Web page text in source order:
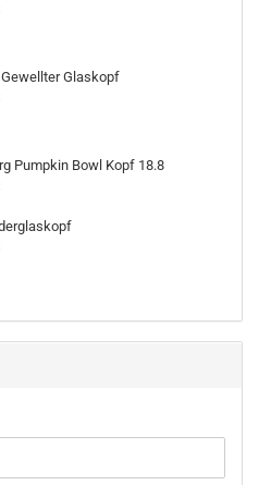
Glaskopf
Pumpkin Bowl Kopf 18.8